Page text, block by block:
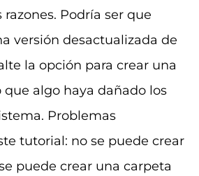
Podría ser que
versión desactualizada de
la opción para crear una
que algo haya dañado los
Problemas
tutorial: no se puede crear
puede crear una carpeta